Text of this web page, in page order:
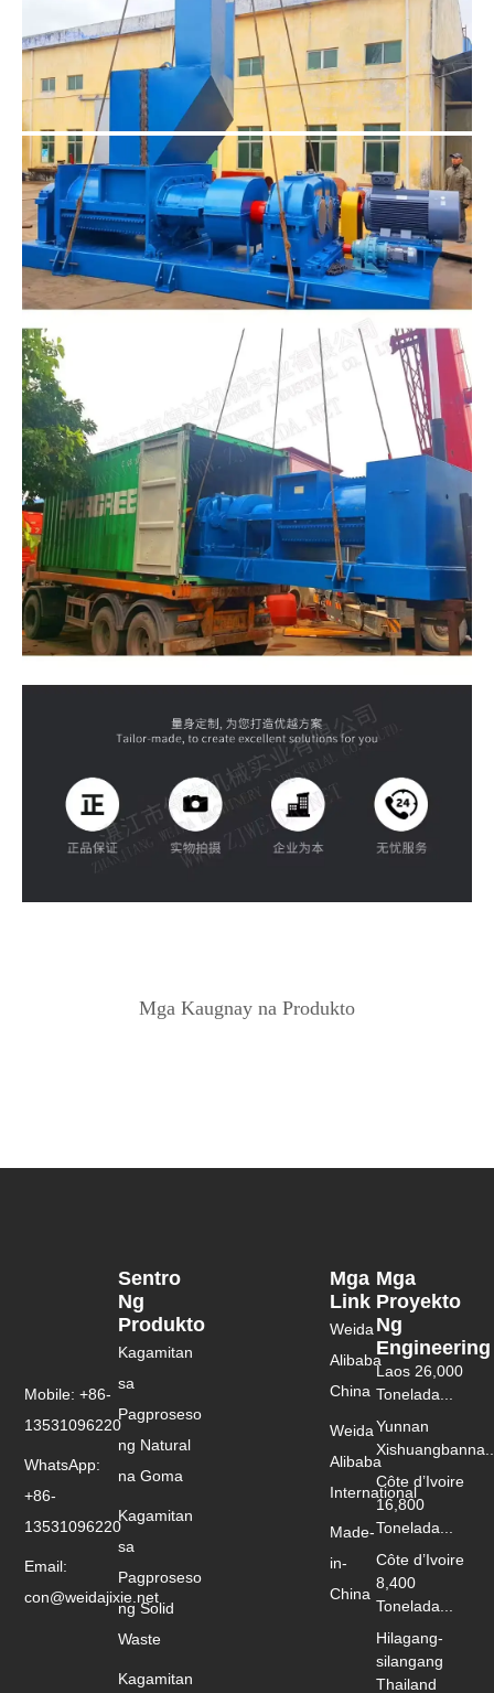
Mga Kaugnay na Produkto
Mga
Link
Weida
Alibaba
China
Weida
Alibaba
International
Made-
in-
China
Sentro
Ng
Produkto
Kagamitan
sa
Pagproseso
ng Natural
na Goma
Kagamitan
sa
Pagproseso
ng Solid
Waste
Kagamitan
Mga
Proyekto
Ng
Engineering
Laos 26,000
Tonelada...
Yunnan
Côte d’Ivoire
16,800
Tonelada...
Côte d’Ivoire
8,400
Tonelada...
Hilagang-
silangang
Thailand
Mobile: +86-
13531096220
WhatsApp:
+86-
13531096220
Email:
con@weidajixie.net